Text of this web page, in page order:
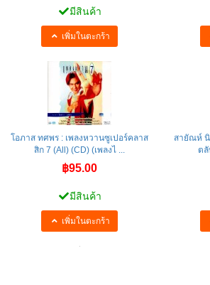
มีสินค้า
เพิ่มในตะกร้า
โอภาส ทศพร : เพลงหวานซูเปอร์คลาส
สิก 7 (All) (CD) (เพลงไ ...
฿95.00
มีสินค้า
เพิ่มในตะกร้า
สายัณห์ นิ
ตลั